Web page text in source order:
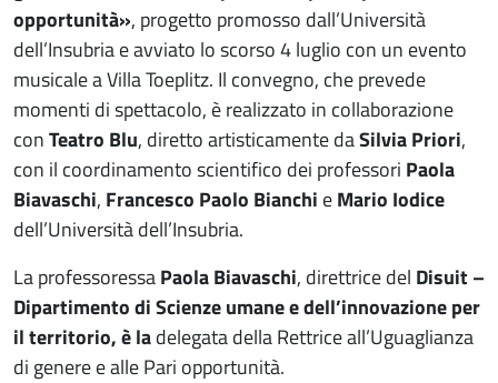
opportunità», progetto promosso dall’Università
dell’Insubria e avviato lo scorso 4 luglio con un evento
musicale a Villa Toeplitz. Il convegno, che prevede
momenti di spettacolo, è realizzato in collaborazione
conTeatro Blu, diretto artisticamente daSilvia Priori,
con il coordinamento scientifico dei professori Paola
Biavaschi, Francesco Paolo Bianchi eMario Iodice
dell’Università dell’Insubria.
La professoressaPaola Biavaschi, direttrice del Disuit –
Dipartimento di Scienze umane e dell’innovazione per
il territorio, è ladelegata della Rettrice all’Uguaglianza
di genere e alle Pari opportunità.